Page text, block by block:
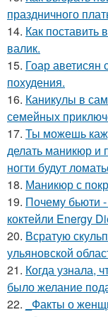
праздничного
14. Как
валик.
15. Гоар аветисян
похудения.
16. Каникулы в
семейных
17. Ты можешь
делать маникюр и
ногти будут
18. Маникюр с
19. Почему бьюти
коктейли Energy
20. Всратую
ульяновской
21. Когда узнала,
было желание
22.
_Факты о